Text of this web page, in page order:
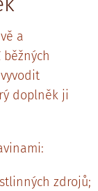
a
doplněk ji
zdrojů;